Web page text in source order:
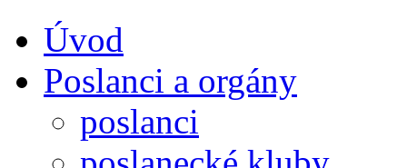
Úvod
Poslanci a orgány
poslanci